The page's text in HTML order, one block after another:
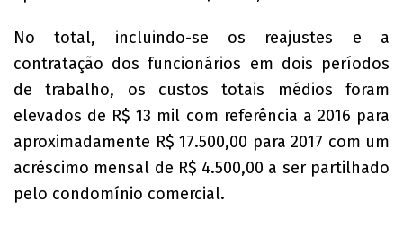
No total, incluindo-se os reajustes e a
contratação dos funcionários em dois períodos
de trabalho, os custos totais médios foram
elevados de R$ 13 mil com referência a 2016 para
aproximadamente R$ 17.500,00 para 2017 com um
acréscimo mensal de R$ 4.500,00 a ser partilhado
pelo condomínio comercial.